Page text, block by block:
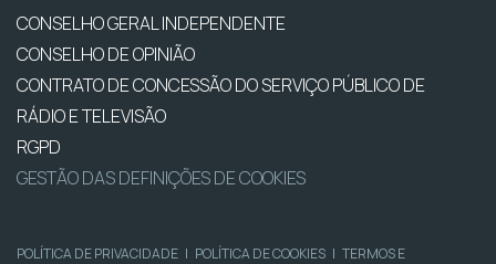
CONSELHO GERAL INDEPENDENTE
CONSELHO DE OPINIÃO
CONTRATO DE CONCESSÃO DO SERVIÇO PÚBLICO DE
RÁDIO E TELEVISÃO
RGPD
GESTÃO DAS DEFINIÇÕES DE COOKIES
POLÍTICA DE PRIVACIDADE | POLÍTICA DE COOKIES | TERMOS E